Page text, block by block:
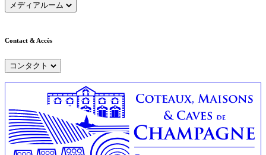
メディアルーム
Contact & Accès
コンタクト